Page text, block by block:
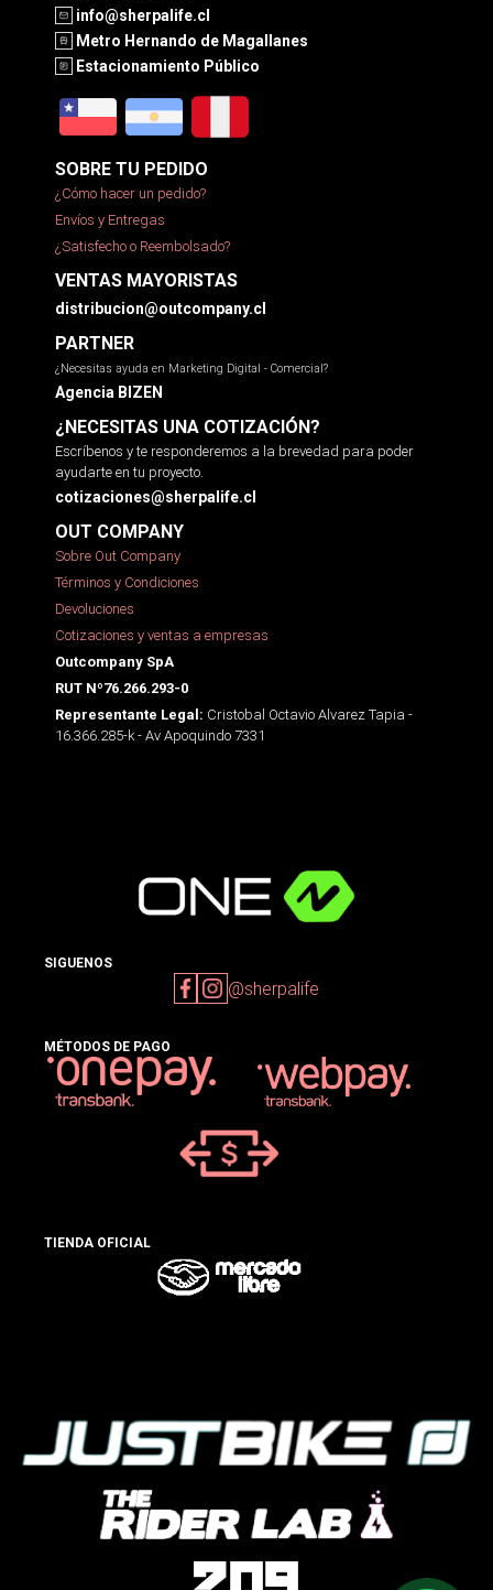
info@sherpalife.cl
Metro Hernando de Magallanes
Estacionamiento Público
SOBRE TU PEDIDO
¿Cómo hacer un pedido?
Envíos y Entregas
¿Satisfecho o Reembolsado?
VENTAS MAYORISTAS
distribucion@outcompany.cl
PARTNER
¿Necesitas ayuda en Marketing Digital - Comercial?
Agencia BIZEN
¿NECESITAS UNA COTIZACIÓN?
Escríbenos y te responderemos a la brevedad para poder
ayudarte en tu proyecto.
cotizaciones@sherpalife.cl
OUT COMPANY
Sobre Out Company
Términos y Condiciones
Devoluciones
Cotizaciones y ventas a empresas
Outcompany SpA
RUT Nº76.266.293-0
Representante Legal: Cristobal Octavio Alvarez Tapia -
16.366.285-k - Av Apoquindo 7331
SIGUENOS
@sherpalife
MÉTODOS DE PAGO
TIENDA OFICIAL